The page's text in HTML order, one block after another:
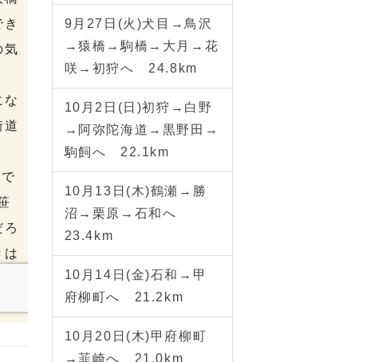
9月27日(火)犬目→鳥沢
→猿橋→駒橋→大月→花
咲→初狩へ 24.8km
10月2日(日)初狩→白野
→阿弥陀海道→黒野田→
駒飼へ 22.1km
10月13日(木)鶴瀬→勝
沼→栗原→石和へ
23.4km
10月14日(金)石和→甲
府柳町へ 21.2km
10月20日(木)甲府柳町
→韮崎へ 21.0km